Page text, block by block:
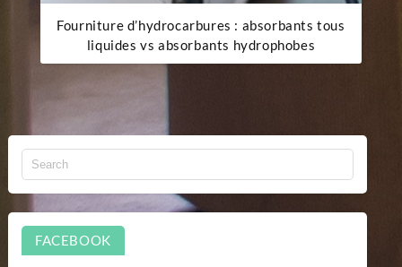
Fourniture d’hydrocarbures : absorbants tous
liquides vs absorbants hydrophobes
FACEBOOK